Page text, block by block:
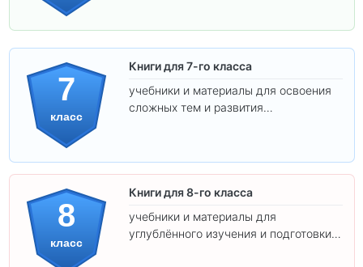
7
класс
Книги для 7-го класса
учебники и материалы для освоения
сложных тем и развития
8
класс
Книги для 8-го класса
учебники и материалы для
углублённого изучения и подготовки к